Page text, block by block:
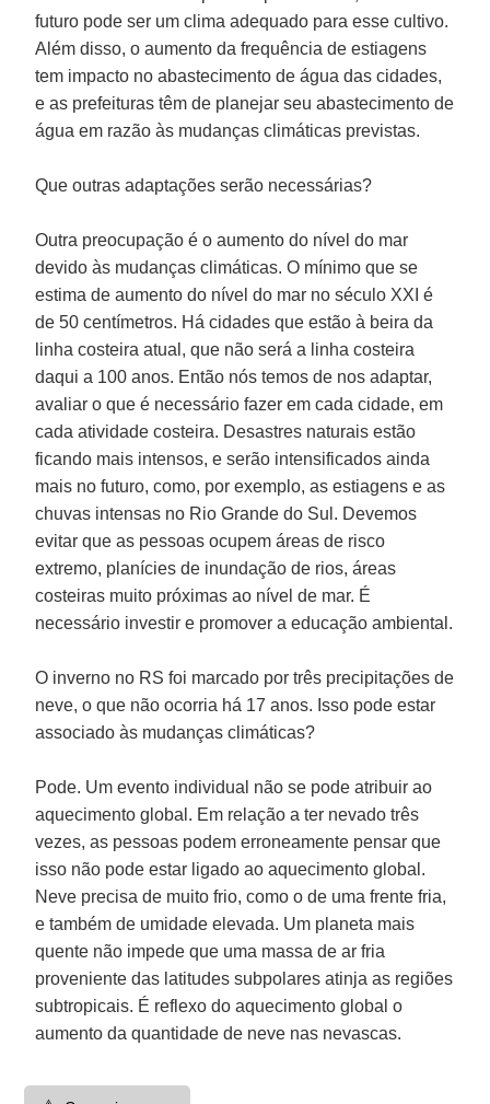
futuro pode ser um clima adequado para esse cultivo.
Além disso, o aumento da frequência de estiagens
tem impacto no abastecimento de água das cidades,
e as prefeituras têm de planejar seu abastecimento de
água em razão às mudanças climáticas previstas.
Que outras adaptações serão necessárias?
Outra preocupação é o aumento do nível do mar
devido às mudanças climáticas. O mínimo que se
estima de aumento do nível do mar no século XXI é
de 50 centímetros. Há cidades que estão à beira da
linha costeira atual, que não será a linha costeira
daqui a 100 anos. Então nós temos de nos adaptar,
avaliar o que é necessário fazer em cada cidade, em
cada atividade costeira. Desastres naturais estão
ficando mais intensos, e serão intensificados ainda
mais no futuro, como, por exemplo, as estiagens e as
chuvas intensas no Rio Grande do Sul . Devemos
evitar que as pessoas ocupem áreas de risco
extremo, planícies de inundação de rios, áreas
costeiras muito próximas ao nível de mar. É
necessário investir e promover a educação ambiental.
O inverno no RS foi marcado por três precipitações de
neve, o que não ocorria há 17 anos. Isso pode estar
associado às mudanças climáticas?
Pode. Um evento individual não se pode atribuir ao
aquecimento global. Em relação a ter nevado três
vezes, as pessoas podem erroneamente pensar que
isso não pode estar ligado ao aquecimento global.
Neve precisa de muito frio, como o de uma frente fria,
e também de umidade elevada. Um planeta mais
quente não impede que uma massa de ar fria
proveniente das latitudes subpolares atinja as regiões
subtropicais. É reflexo do aquecimento global o
aumento da quantidade de neve nas nevascas.